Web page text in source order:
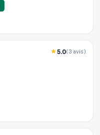
5.0(3 avis)